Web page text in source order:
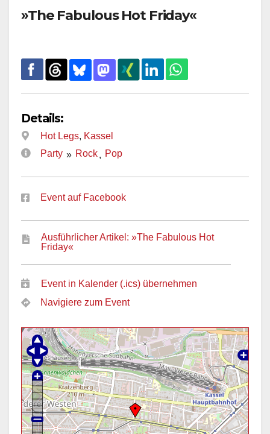
»The Fabulous Hot Friday«
Details:
Hot Legs, Kassel
Party » Rock, Pop
Event auf Facebook
Ausführlicher Artikel: »The Fabulous Hot
Friday«
Event in Kalender (.ics) übernehmen
Navigiere zum Event